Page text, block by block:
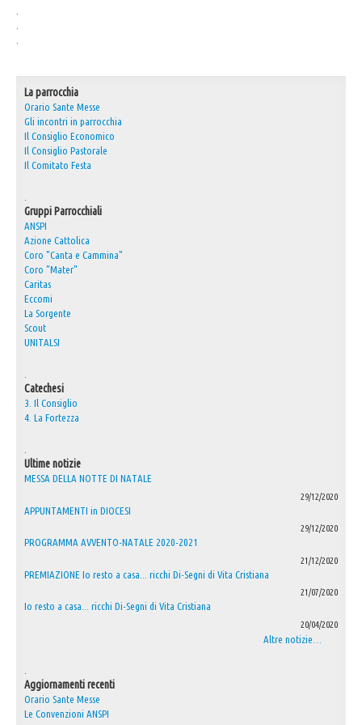
Video
L'Oratorio in Festa 2015
Capodanno 31/12/2015
La parrocchia
Orario Sante Messe
Gli incontri in parrocchia
Il Consiglio Economico
Il Consiglio Pastorale
Il Comitato Festa
Gruppi Parrocchiali
ANSPI
Azione Cattolica
Coro "Canta e Cammina"
Coro "Mater"
Caritas
Eccomi
La Sorgente
Scout
UNITALSI
Catechesi
3. Il Consiglio
4. La Fortezza
Ultime notizie
MESSA DELLA NOTTE DI NATALE
29/12/2020
APPUNTAMENTI in DIOCESI
29/12/2020
PROGRAMMA AVVENTO-NATALE 2020-2021
21/12/2020
PREMIAZIONE Io resto a casa... ricchi Di-Segni di Vita Cristiana
21/07/2020
Io resto a casa... ricchi Di-Segni di Vita Cristiana
20/04/2020
Altre notizie…
Aggiornamenti recenti
Orario Sante Messe
Le Convenzioni ANSPI